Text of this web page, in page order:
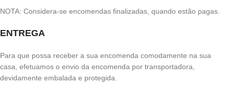
NOTA: Considera-se encomendas finalizadas, quando estão pagas.
ENTREGA
Para que possa receber a sua encomenda comodamente na sua
casa, efetuamos o envio da encomenda por transportadora,
devidamente embalada e protegida.